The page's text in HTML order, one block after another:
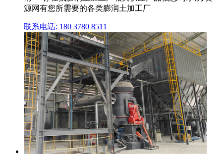
源网有您所需要的各类膨润土加工厂
联系电话: 180 3780 8511